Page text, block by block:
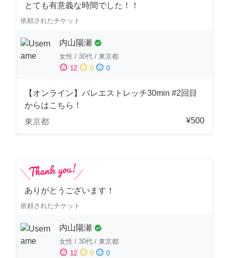
とても有意義な時間でした！！
依頼されたチケット
内山陽瀬 check_circle
女性 / 30代 / 東京都
sentiment_satisfied 12 sentiment_neutral 0 sentiment_dissatisfied 0
【オンライン】バレエストレッチ30min #2回目
からはこちら！
東京都
¥500
ありがとうございます！
依頼されたチケット
内山陽瀬 check_circle
女性 / 30代 / 東京都
sentiment_satisfied 12 sentiment_neutral 0 sentiment_dissatisfied 0